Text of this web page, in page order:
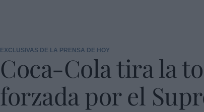
EXCLUSIVAS DE LA PRENSA DE HOY
Coca-Cola tira la
forzada por el